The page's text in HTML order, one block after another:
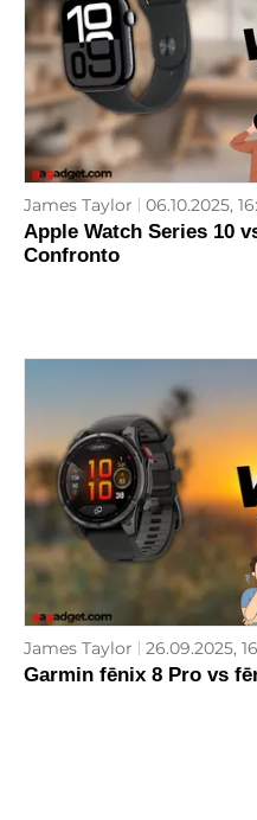
James Taylor 06.10.2025,
Apple Watch Series 10
Confronto
James Taylor 26.09.2025,
Garmin fēnix 8 Pro vs